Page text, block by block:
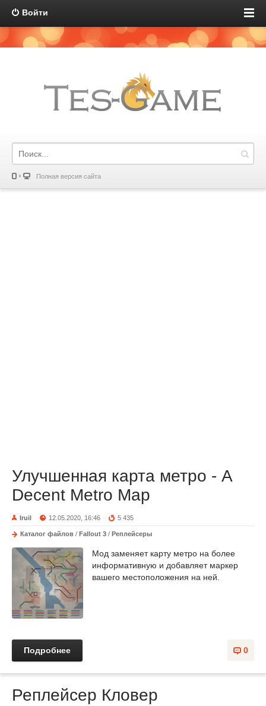
Войти
Полная версия сайта
Улучшенная карта метро - A
Decent Metro Map
Iruil 12.05.2020, 16:46 5 435
Каталог файлов / Fallout 3 / Реплейсеры
Мод заменяет карту метро на более
информативную и добавляет маркер
вашего местоположения на ней.
0
Подробнее
Реплейсер Кловер